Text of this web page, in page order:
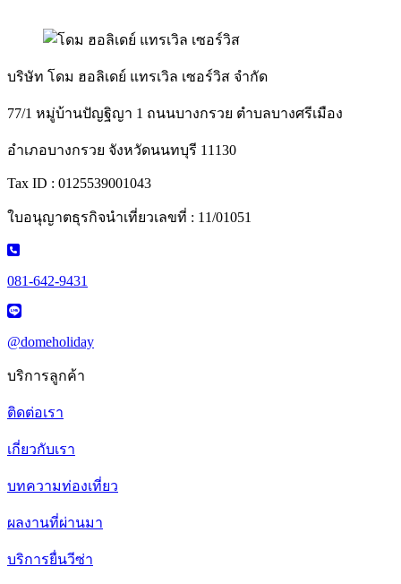
บริษัท โดม ฮอลิเดย์ แทรเวิล เซอร์วิส จำกัด
77/1 หมู่บ้านปัญฐิญา 1 ถนนบางกรวย ตำบลบางศรีเมือง
อำเภอบางกรวย จังหวัดนนทบุรี 11130
Tax ID : 0125539001043
ใบอนุญาตธุรกิจนำเที่ยวเลขที่ : 11/01051
081-642-9431
@domeholiday
บริการลูกค้า
ติดต่อเรา
เกี่ยวกับเรา
บทความท่องเที่ยว
ผลงานที่ผ่านมา
บริการยื่นวีซ่า